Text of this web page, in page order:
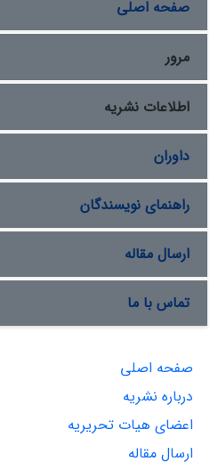
صفحه اصلی
مرور
اطلاعات نشریه
داوران
راهنمای نویسندگان
ارسال مقاله
تماس با ما
صفحه اصلی
درباره نشریه
اعضای هیات تحریریه
ارسال مقاله